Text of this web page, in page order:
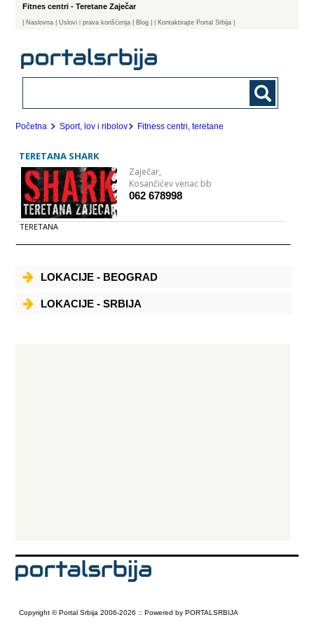
Fitnes centri - Teretane Zaječar
Naslovna | Uslovi i prava korišćenja Blog | Kontaktirajte Portal Srbija |
Početna Sport, lov i ribolov Fitness centri, teretane
TERETANA SHARK
Zaječar,
Kosančićev venac bb
062 678998
TERETANA
LOKACIJE - BEOGRAD
LOKACIJE - SRBIJA
Copyright © Portal Srbija 2006-2026 :: Powered by PORTALSRBIJA